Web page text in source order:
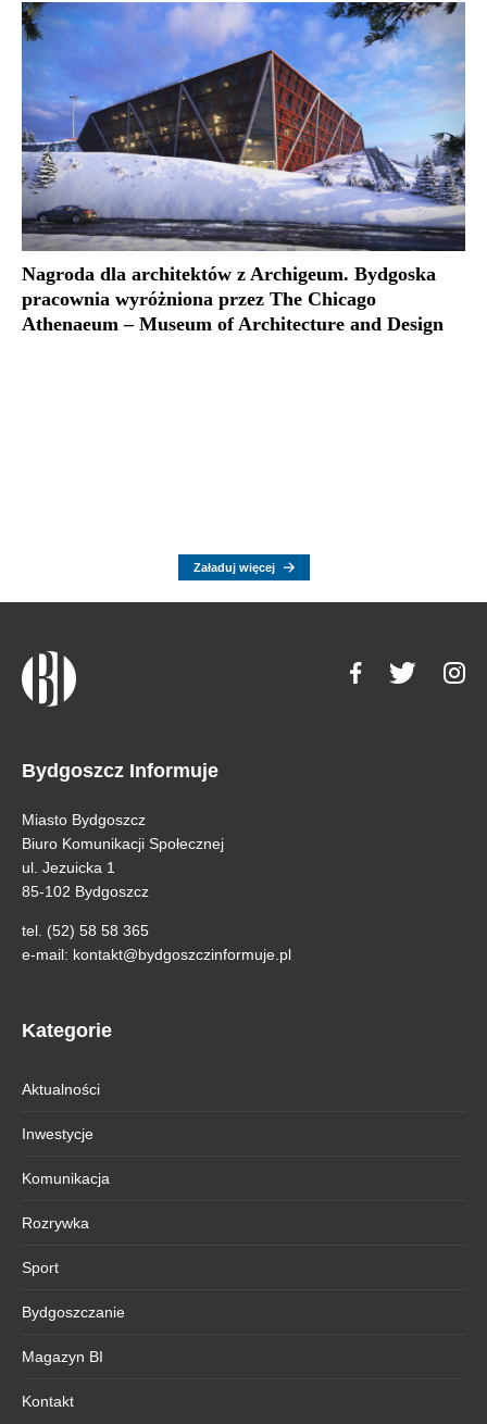
Nagroda dla architektów z Archigeum. Bydgoska
pracownia wyróżniona przez The Chicago
Athenaeum – Museum of Architecture and Design
Załaduj więcej
Bydgoszcz Informuje
Miasto Bydgoszcz
Biuro Komunikacji Społecznej
ul. Jezuicka 1
85-102 Bydgoszcz
tel. (52) 58 58 365
e-mail: kontakt@bydgoszczinformuje.pl
Kategorie
Aktualności
Inwestycje
Komunikacja
Rozrywka
Sport
Bydgoszczanie
Magazyn BI
Kontakt